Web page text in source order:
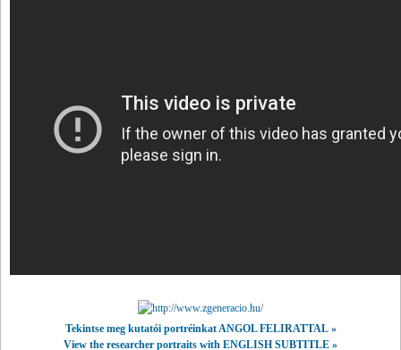
Tekintse meg kutatói portréinkat ANGOL FELIRATTAL »
View the researcher portraits with ENGLISH SUBTITLE »